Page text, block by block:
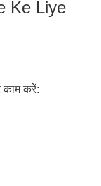
Ke Liye
काम करें: